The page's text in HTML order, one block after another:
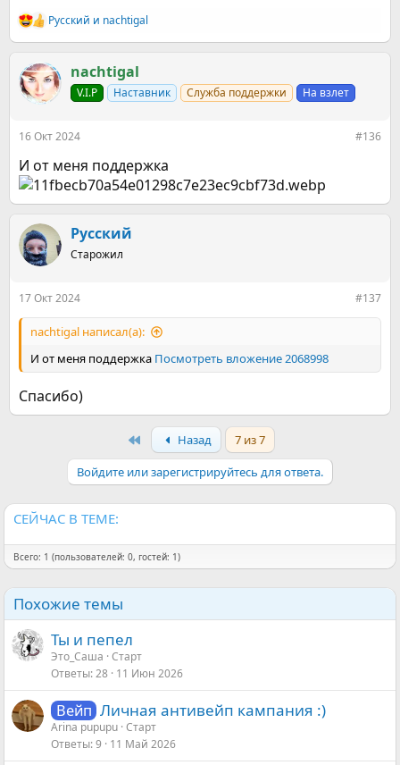
Р
е
к
ц
и
Русский и nachtigal
nachtigal
V.I.P Наставник Служба поддержки На взлет
16 Окт 2024 #136
И от меня поддержка
Русский
Старожил
17 Окт 2024 #137
nachtigal написал(а):
И от меня поддержка Посмотреть вложение 2068998
Спасибо)
Назад
7 из 7
Войдите или зарегистрируйтесь для ответа.
СЕЙЧАС В ТЕМЕ:
Всего: 1 (пользователей: 0, гостей: 1)
Похожие темы
Ты и пепел
Это_Саша Старт
Ответы 28 11 Июн 2026
Вейп Личная антивейп кампания :)
Arina pupupu Старт
Ответы 9 11 Май 2026